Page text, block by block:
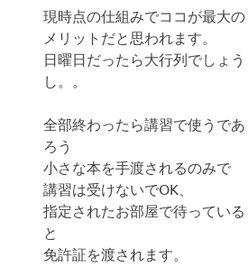
現時点の仕組みでココが最大の
メリットだと思われます。
日曜日だったら大行列でしょう
し。。
全部終わったら講習で使うであ
ろう
小さな本を手渡されるのみで
講習は受けないでOK、
指定されたお部屋で待っている
と
免許証を渡されます。